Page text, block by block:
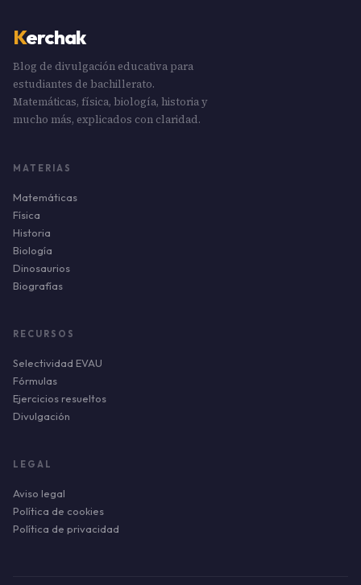
Kerchak
Blog de divulgación educativa para
estudiantes de bachillerato.
Matemáticas, física, biología, historia y
mucho más, explicados con claridad.
MATERIAS
Matemáticas
Física
Historia
Biología
Dinosaurios
Biografías
RECURSOS
Selectividad EVAU
Fórmulas
Ejercicios resueltos
Divulgación
LEGAL
Aviso legal
Política de cookies
Política de privacidad